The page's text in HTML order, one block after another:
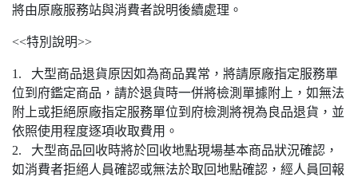
將由原廠服務站與消費者說明後續處理。
<<特別說明>>
1. 大型商品退貨原因如為商品異常，將請原廠指定服務單
位到府鑑定商品，請於退貨時一併將檢測單據附上，如無法
附上或拒絕原廠指定服務單位到府檢測將視為良品退貨，並
依照使用程度逐項收取費用。
2. 大型商品回收時將於回收地點現場基本商品狀況確認，
如消費者拒絕人員確認或無法於取回地點確認，經人員回報